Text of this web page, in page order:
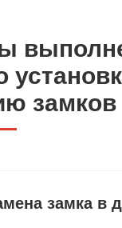
замков
замка в